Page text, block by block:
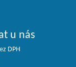
u nás
DPH